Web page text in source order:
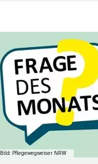
Bild: Pflegewegweiser NRW